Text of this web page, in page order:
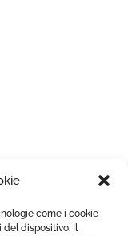
come i cookie
dispositivo. Il